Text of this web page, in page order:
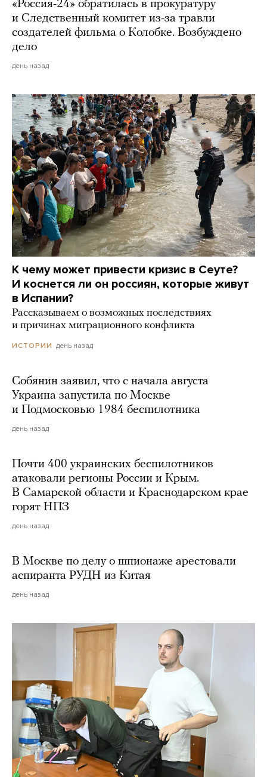
«Россия-24» обратилась в прокуратуру
и Следственный комитет из-за травли
создателей фильма о Колобке. Возбуждено
дело
день назад
К чему может привести кризис в Сеуте?
И коснется ли он россиян, которые живут
в Испании?
Рассказываем о возможных последствиях
и причинах миграционного конфликта
ИСТОРИИ день назад
Собянин заявил, что с начала августа
Украина запустила по Москве
и Подмосковью 1984 беспилотника
день назад
Почти 400 украинских беспилотников
атаковали регионы России и Крым.
В Самарской области и Краснодарском крае
горят НПЗ
день назад
В Москве по делу о шпионаже арестовали
аспиранта РУДН из Китая
день назад